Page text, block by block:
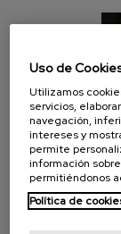
Uso de
Utilizamos
servicios,
navegación,
intereses y
permite
información
permitiéndonos
Política de